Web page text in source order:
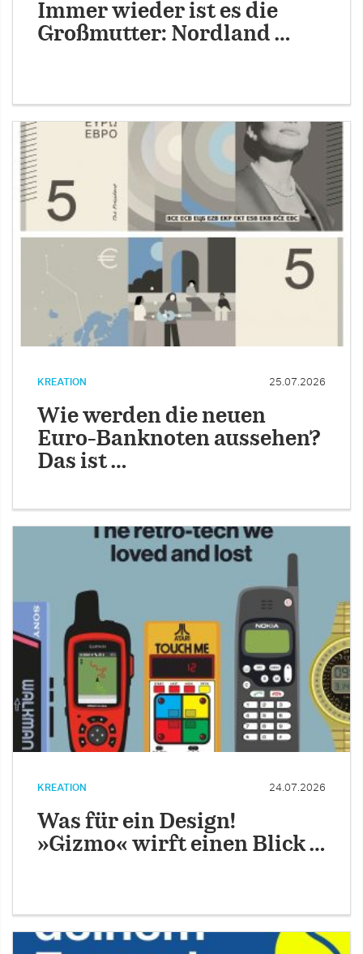
Immer wieder ist es die
Großmutter: Nordland …
KREATION 25.07.2026
Wie werden die neuen
Euro-Banknoten aussehen?
Das ist …
KREATION 24.07.2026
Was für ein Design!
»Gizmo« wirft einen Blick …